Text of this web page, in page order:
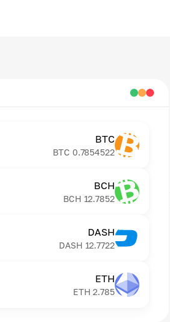
BTC
0.7854522
BTC
BCH
12.7852
BCH
DASH
12.7722
DASH
ETH
2.785
ETH